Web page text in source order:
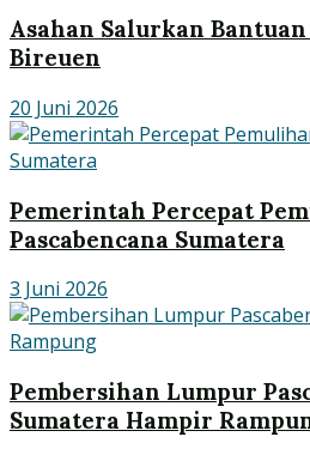
Asahan Salurkan
Bireuen
20 Juni 2026
Pemerintah Percepat
Pascabencana Sumatera
3 Juni 2026
Pembersihan Lumpur
Sumatera Hampir